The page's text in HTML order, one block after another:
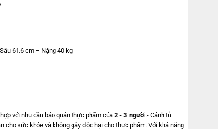
61.6 cm – Nặng 40 kg
với nhu cầu bảo quản thực phẩm của 2 - 3 người.- Cánh tủ
cho sức khỏe và không gây độc hại cho thực phẩm. Với khả năng